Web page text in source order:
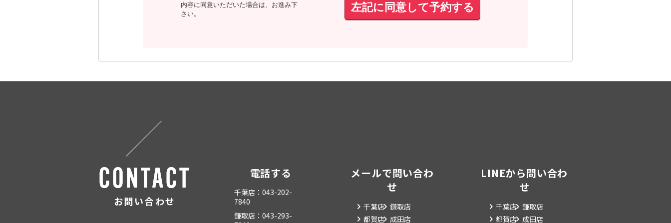
内容に同意いただいた場合は、お進み下
さい。
左記に同意して予約する
お問い合わせ
電話する
千葉店：043-202-
7840
鎌取店：043-293-
メールで問い合わ
せ
千葉店 鎌取店
都賀店 成田店
LINEから問い合わ
せ
千葉店 鎌取店
都賀店
成田店